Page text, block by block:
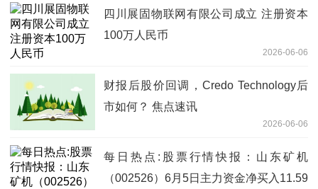
四川展固物联网有限公司成立 注册资本
100万人民币
2026-06-06
财报后股价回调，Credo Technology后
市如何？ 焦点速讯
2026-06-06
每日热点:股票行情快报：山东矿机
（002526）6月5日主力资金净买入11.59